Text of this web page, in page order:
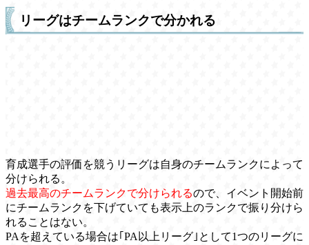
リーグはチームランクで分かれる
育成選手の評価を競うリーグは自身のチームランクによって
分けられる。
過去最高のチームランクで分けられるので、イベント開始前
にチームランクを下げていても表示上のランクで振り分けら
れることはない。
PAを超えている場合は｢PA以上リーグ｣として1つのリーグに